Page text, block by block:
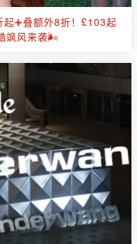
➕叠额外8折！£103起
飒风来袭🌬️